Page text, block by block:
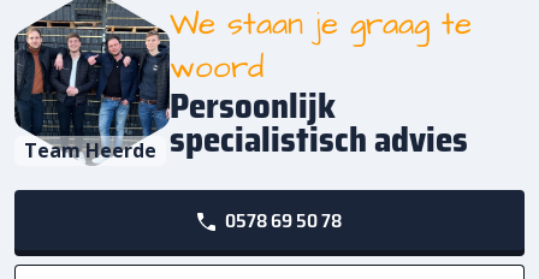
Team Heerde
We staan je graag te
woord
Persoonlijk
specialistisch advies
0578 69 50 78